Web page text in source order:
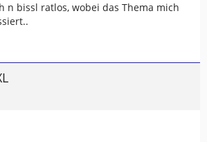
n bissl ratlos, wobei das Thema mich